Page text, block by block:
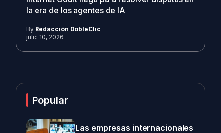
la era de los agentes de IA
By Redacción DobleClic
julio 10, 2026
Popular
Las empresas internacionales